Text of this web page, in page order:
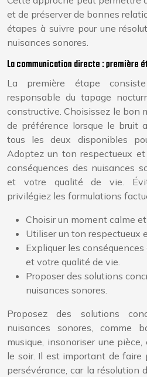
et de préserver de bonnes
étapes à suivre pour une
nuisances sonores.
La communication directe : première
La première étape
responsable du tapage
constructive. Choisissez le bon
de préférence lorsque le bruit
tous les deux disponibles
Adoptez un ton respectueux
conséquences des nuisances
et votre qualité de vie.
privilégiez les formulations
Choisir un moment calme
Utiliser un ton respectueux
Expliquer les
et votre qualité de vie.
Proposer des solutions
nuisances sonores.
Proposez des solutions
nuisances sonores, comme
musique, insonoriser une
le soir. Il est important de faire
persévérance, car la résolution